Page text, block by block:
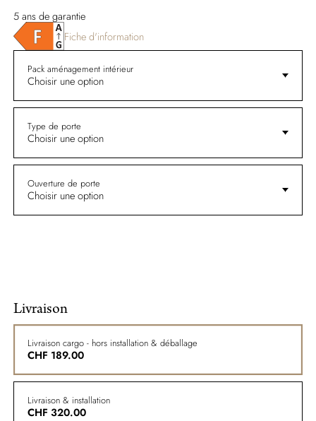
5 ans de garantie
Fiche d'information
Pack aménagement intérieur
Choisir une option
Type de porte
Choisir une option
Ouverture de porte
Choisir une option
Livraison
Livraison cargo - hors installation & déballage
CHF 189.00
Livraison & installation
CHF 320.00